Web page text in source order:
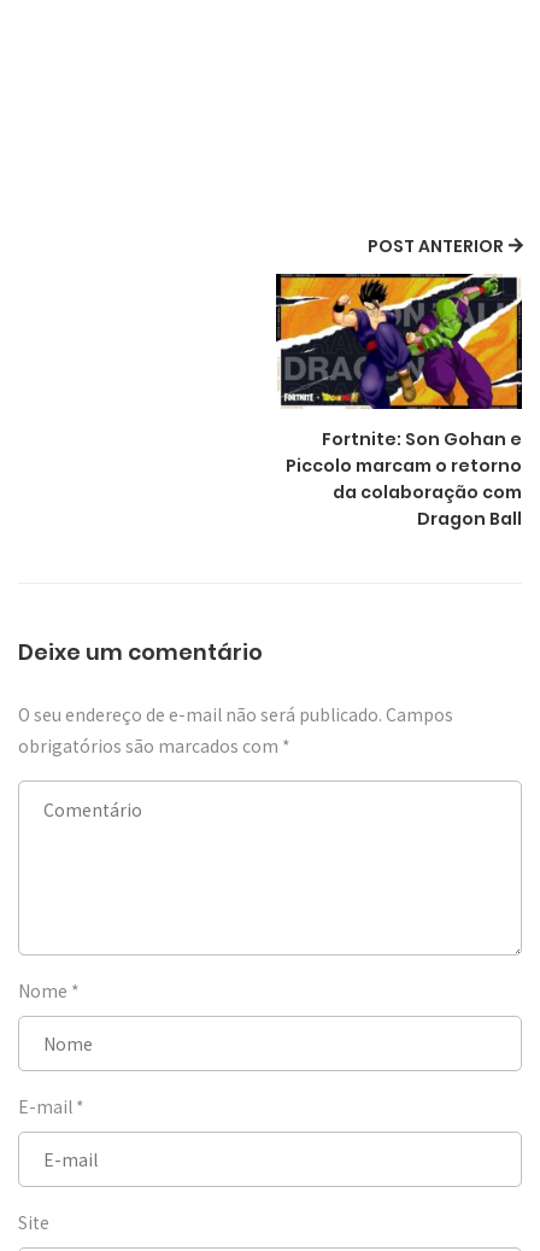
POST ANTERIOR
Fortnite: Son Gohan e
Piccolo marcam o retorno
da colaboração com
Dragon Ball
Deixe um comentário
O seu endereço de e-mail não será publicado. Campos
obrigatórios são marcados com *
Nome *
E-mail *
Site